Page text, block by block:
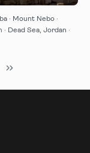
· Mount Nebo ·
· Dead Sea, Jordan ·